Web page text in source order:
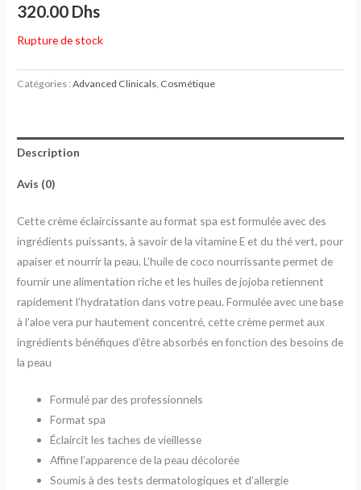
320.00 Dhs
Rupture de stock
Catégories :Advanced Clinicals Cosmétique
Description
Avis (0)
Cette crème éclaircissante au format spa est formulée avec des
ingrédients puissants, à savoir de la vitamine E et du thé vert, pour
apaiser et nourrir la peau. L’huile de coco nourrissante permet de
fournir une alimentation riche et les huiles de jojoba retiennent
rapidement l’hydratation dans votre peau. Formulée avec une base
à l’aloe vera pur hautement concentré, cette crème permet aux
ingrédients bénéfiques d’être absorbés en fonction des besoins de
la peau
Formulé par des professionnels
Format spa
Éclaircit les taches de vieillesse
Affine l’apparence de la peau décolorée
Soumis à des tests dermatologiques et d’allergie